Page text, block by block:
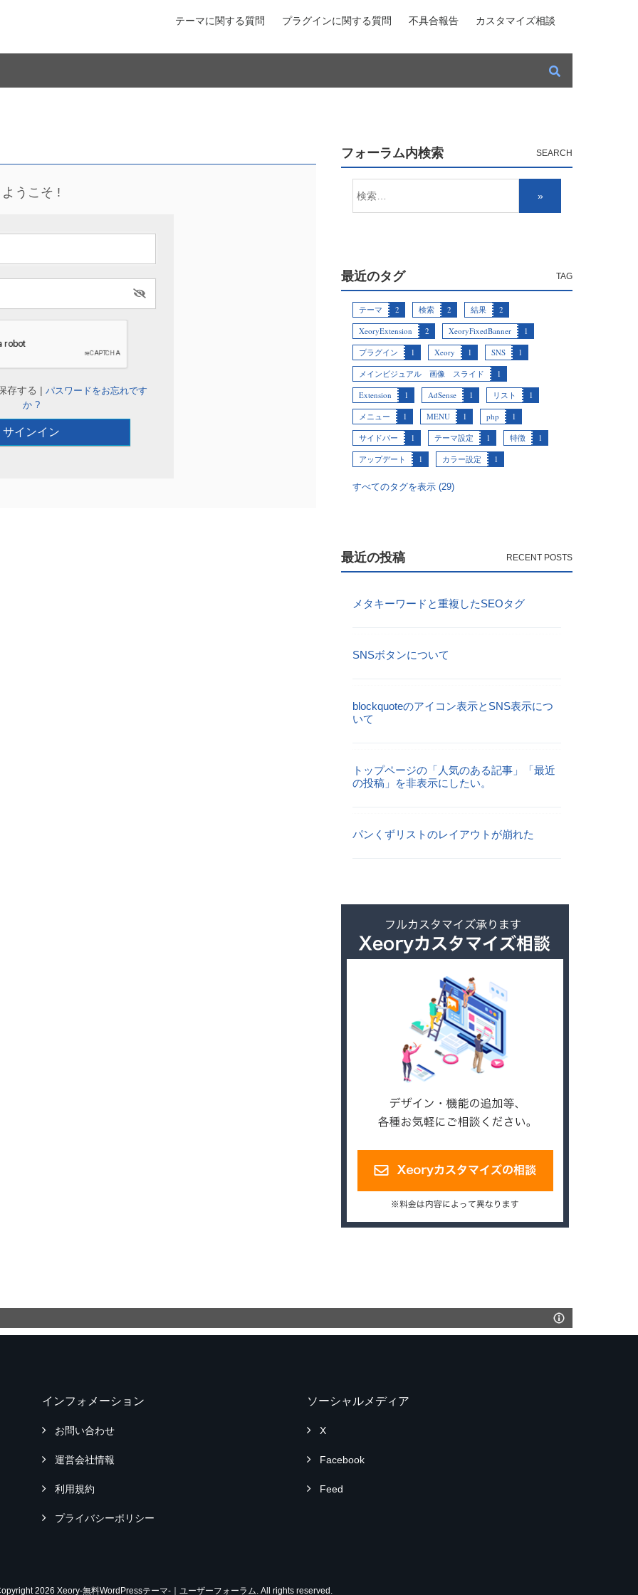
テーマに関する質問 プラグインに関する質問 不具合報告 カスタマイズ相談
ようこそ !
存する |パスワードをお忘れです
か ?
フォーラム内検索
最近のタグ
テーマ 2 検索 2 結果
2
XeoryExtension
2 XeoryFixedBanner
1
プラグイン
1 Xeory 1 SNS
1
メインビジュアル 画像 スライド
1
Extension
1 AdSense 1 リスト
1
メニュー
1 MENU 1 php
1
サイドバー
1 テーマ設定 1 特徴
1
アップデート
1 カラー設定 1
すべてのタグを表示 (29)
最近の投稿
メタキーワードと重複したSEOタグ
SNSボタンについて
blockquoteのアイコン表示とSNS表示につ
いて
トップページの「人気のある記事」「最近
の投稿」を非表示にしたい。
パンくずリストのレイアウトが崩れた
インフォメーション
お問い合わせ
運営会社情報
利用規約
プライバシーポリシー
ソーシャルメディア
X
Facebook
Feed
2026 Xeory-無料WordPressテーマ-｜ユーザーフォーラム. All rights reserved.